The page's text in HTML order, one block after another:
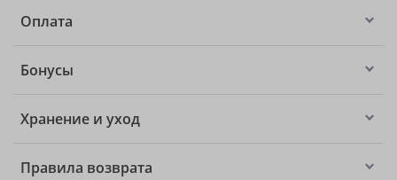
Оплата
Бонусы
Хранение и уход
Правила возврата